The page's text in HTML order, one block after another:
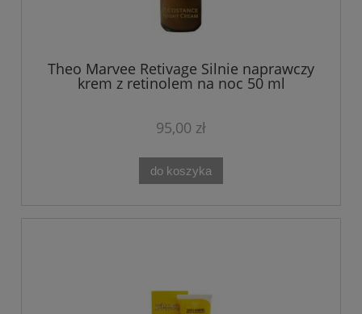
Theo Marvee Retivage Silnie naprawczy
krem z retinolem na noc 50 ml
95,00 zł
do koszyka